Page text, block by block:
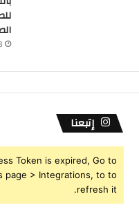
إتبعنا
Token is expired, Go to
page > Integrations, to to
refresh it.